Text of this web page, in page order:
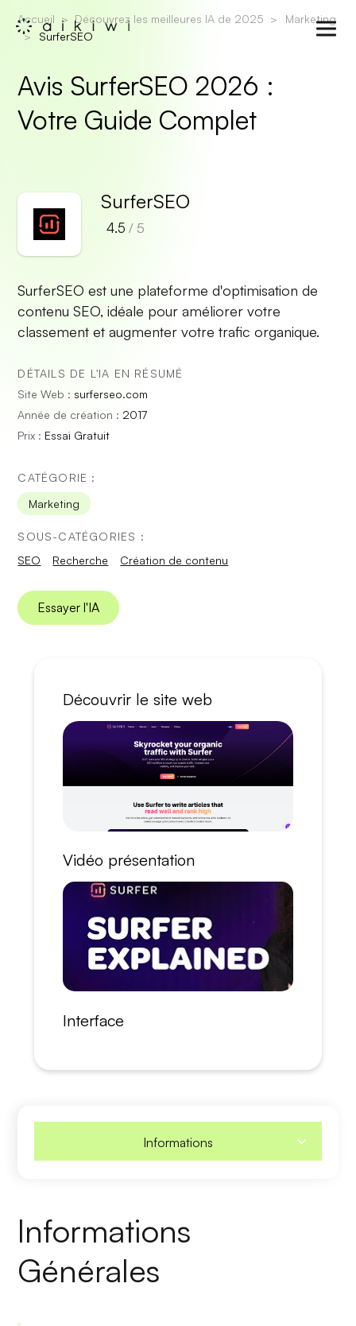
Accueil Découvrez les meilleures IA de 2025
Marketing
SurferSEO
Avis SurferSEO 2026 :
Votre Guide Complet
SurferSEO
4.5 / 5
SurferSEO est une plateforme d'optimisation de
contenu SEO, idéale pour améliorer votre
classement et augmenter votre trafic organique.
DÉTAILS DE L'IA EN RÉSUMÉ
Site Web : surferseo.com
Année de création : 2017
Prix : Essai Gratuit
CATÉGORIE :
Marketing
SOUS-CATÉGORIES :
SEO
Recherche Création de contenu
Essayer l'IA
Découvrir le site web
Vidéo présentation
Interface
Informations
Informations
Générales